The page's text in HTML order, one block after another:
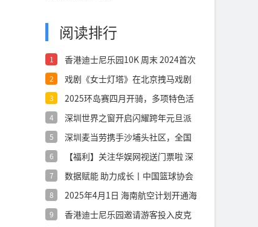
阅读排行
1 香港迪士尼乐园10K 周末 2024首次
2
戏剧《女士灯塔》在北京拽马戏剧
3
2025环岛赛四月开骑，多项特色活
4
深圳世界之窗开启闪耀跨年元旦派
5
深圳麦当劳携手沙埔头社区，全国
6
【福利】关注华娱网视送门票啦 深
7
数据赋能 助力成长丨中国篮球协会
8
2025年4月1日 海南航空计划开通海
9
香港迪士尼乐园邀请游客投入皮克